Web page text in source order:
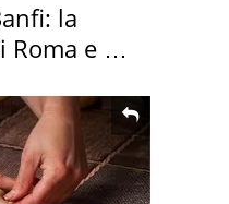
la
Roma e i